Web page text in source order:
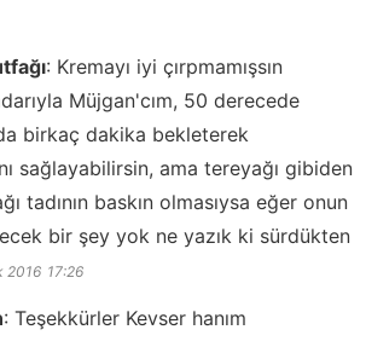
: Kremayı iyi çırpmamışsın
Müjgan'cım, 50 derecede
birkaç dakika bekleterek
sağlayabilirsin, ama tereyağı gibiden
tadının baskın olmasıysa eğer onun
bir şey yok ne yazık ki sürdükten
2016 17:26
: Teşekkürler Kevser hanım